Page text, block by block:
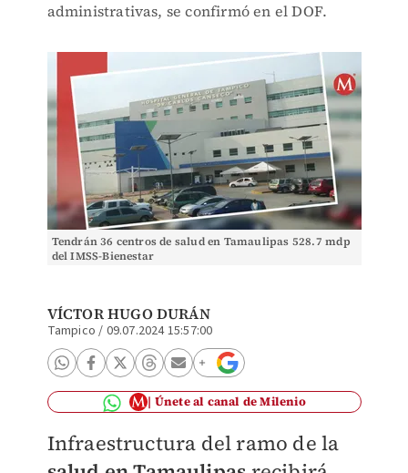
administrativas, se confirmó en el DOF.
Tendrán 36 centros de salud en Tamaulipas 528.7 mdp
del IMSS-Bienestar
VÍCTOR HUGO DURÁN
Tampico / 09.07.2024 15:57:00
Únete al canal de Milenio
Infraestructura del ramo de la